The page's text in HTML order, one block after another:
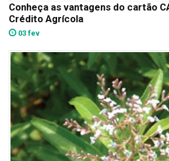
Conheça as vantagens do cartão
Crédito Agrícola
03 fev